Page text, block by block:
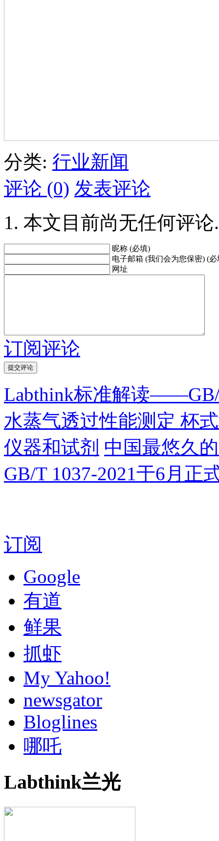
分类: 行业新闻
评论 (0) 发表评论
本文目前尚无任何评论.
昵称 (必填)
电子邮箱 (我们会为您保密) (必
网址
订阅评论
Labthink标准解读——GB/
水蒸气透过性能测定 杯
仪器和试剂 中国最悠久
GB/T 1037-2021于6月正
订阅
Google
有道
鲜果
抓虾
My Yahoo!
newsgator
Bloglines
哪吒
Labthink兰光